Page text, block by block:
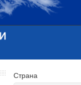
Страна